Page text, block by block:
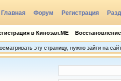
Главная Форум Регистрация
в Кинозал.МЕ
эту страницу, нужно зайти на сайт